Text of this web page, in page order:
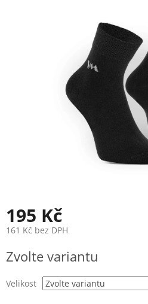
195 Kč
161 Kč bez DPH
cena:
Zvolte variantu
Velikost